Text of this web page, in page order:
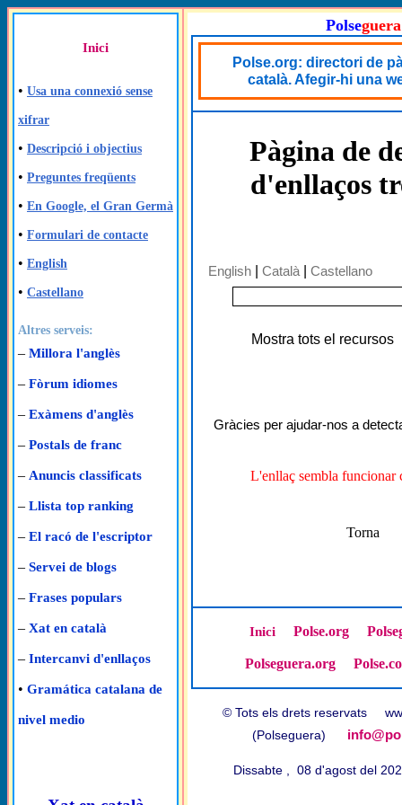
Inici
• Usa una connexió sense
xifrar
• Descripció i objectius
• Preguntes freqüents
• En Google, el Gran Germà
• Formulari de contacte
• English
• Castellano
Altres serveis:
– Millora l'anglès
– Fòrum idiomes
– Exàmens d'anglès
– Postals de franc
– Anuncis classificats
– Llista top ranking
– El racó de l'escriptor
– Servei de blogs
– Frases populars
– Xat en català
– Intercanvi d'enllaços
• Gramática catalana de
nivel medio
Polseguera
Polse.org: directori de
català. Afegir-hi una
Pàgina de
d'enllaços
English Català Castellano
Mostra tots el recursos
Gràcies per ajudar-nos a
L'enllaç sembla funcionar
Torna
Inici Polse.org
Polseguera.org
© Tots els drets reservats
(Polseguera)
Dissabte , 08 d'agost del